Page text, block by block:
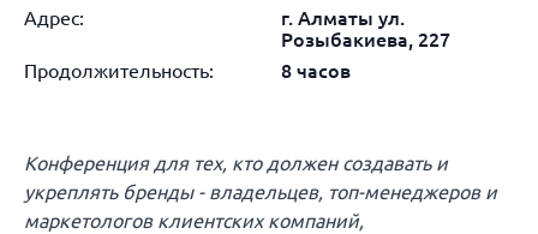
Адрес:
г. Алматы ул.
Розыбакиева, 227
Продолжительность:
8 часов
Конференция для тех, кто должен создавать и
укреплять бренды - владельцев, топ-менеджеров и
маркетологов клиентских компаний,